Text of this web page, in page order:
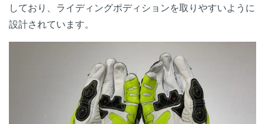
しており、ライディングポディションを取りやすいように
設計されています。